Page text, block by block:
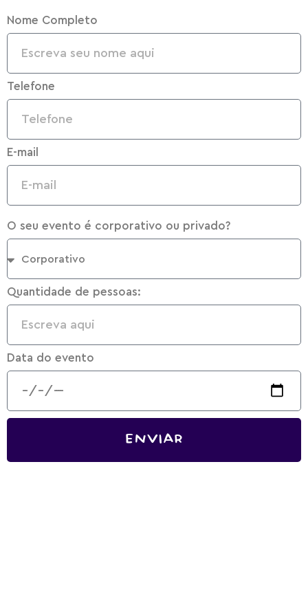
Nome Completo
Telefone
E-mail
O seu evento é corporativo ou privado?
Quantidade de pessoas:
Data do evento
ENVIAR